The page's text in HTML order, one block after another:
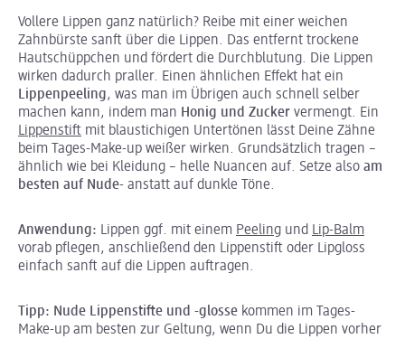
Vollere Lippen ganz natürlich? Reibe mit einer weichen
Zahnbürste sanft über die Lippen. Das entfernt trockene
Hautschüppchen und fördert die Durchblutung. Die Lippen
wirken dadurch praller. Einen ähnlichen Effekt hat ein
Lippenpeeling, was man im Übrigen auch schnell selber
machen kann, indem man Honig und Zucker vermengt. Ein
Lippenstift mit blaustichigen Untertönen lässt Deine Zähne
beim Tages-Make-up weißer wirken. Grundsätzlich tragen –
ähnlich wie bei Kleidung – helle Nuancen auf. Setze also am
besten auf Nude- anstatt auf dunkle Töne.
Anwendung: Lippen ggf. mit einem Peeling und Lip-Balm
vorab pflegen, anschließend den Lippenstift oder Lipgloss
einfach sanft auf die Lippen auftragen.
Tipp: Nude Lippenstifte und -glosse kommen im Tages-
Make-up am besten zur Geltung, wenn Du die Lippen vorher